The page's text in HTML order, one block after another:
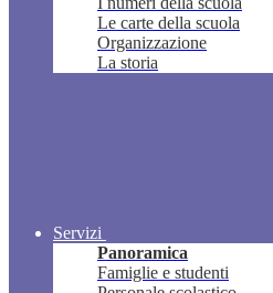
Le carte della scuola
Organizzazione
La storia
Servizi
Panoramica
Famiglie e studenti